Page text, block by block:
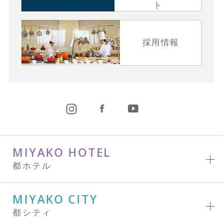
ト
採用情報
MIYAKO HOTEL
都ホテル
MIYAKO CITY
都シティ